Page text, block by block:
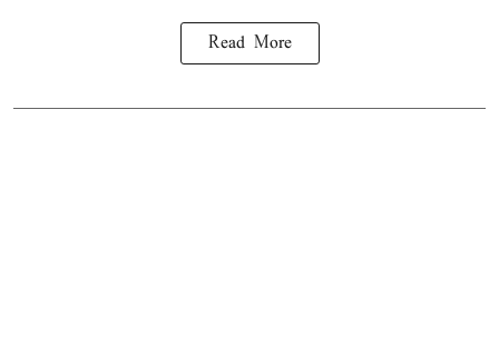
Read More